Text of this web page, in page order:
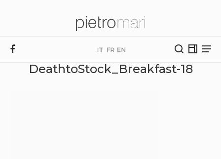
DeathtoStock_Breakfast-18